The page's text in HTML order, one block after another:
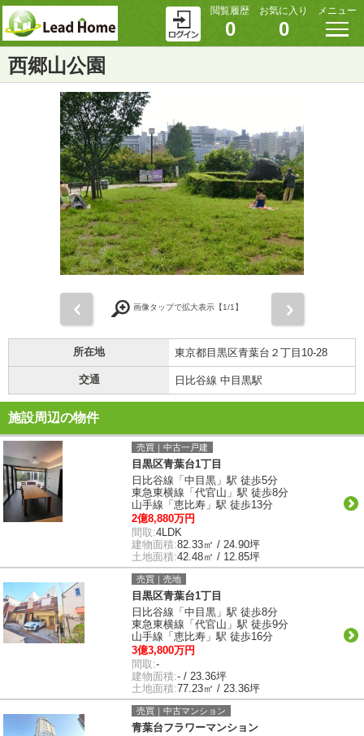
閲覧履歴
0
お気に入り
0
メニュー
西郷山公園
画像タップで拡大表示【1/1】
所在地 東京都目黒区青葉台２丁目10-28
交通 日比谷線 中目黒駅
施設周辺の物件
売買｜中古一戸建
目黒区青葉台1丁目
日比谷線「中目黒」駅 徒歩5分
東急東横線「代官山」駅 徒歩8分
山手線「恵比寿」駅 徒歩13分
2億8,880万円
間取:4LDK
建物面積:82.33㎡ / 24.90坪
土地面積:42.48㎡ / 12.85坪
売買｜売地
目黒区青葉台1丁目
日比谷線「中目黒」駅 徒歩8分
東急東横線「代官山」駅 徒歩9分
山手線「恵比寿」駅 徒歩16分
3億3,800万円
間取:-
建物面積:- / 23.36坪
土地面積:77.23㎡ / 23.36坪
売買｜中古マンション
青葉台フラワーマンション